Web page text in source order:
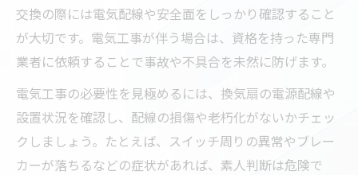
交換の際には電気配線や安全面をしっかり確認すること
が大切です。電気工事が伴う場合は、資格を持った専門
業者に依頼することで事故や不具合を未然に防げます。
電気工事の必要性を見極めるには、換気扇の電源配線や
設置状況を確認し、配線の損傷や老朽化がないかチェッ
クしましょう。たとえば、スイッチ周りの異常やブレー
カーが落ちるなどの症状があれば、素人判断は危険で